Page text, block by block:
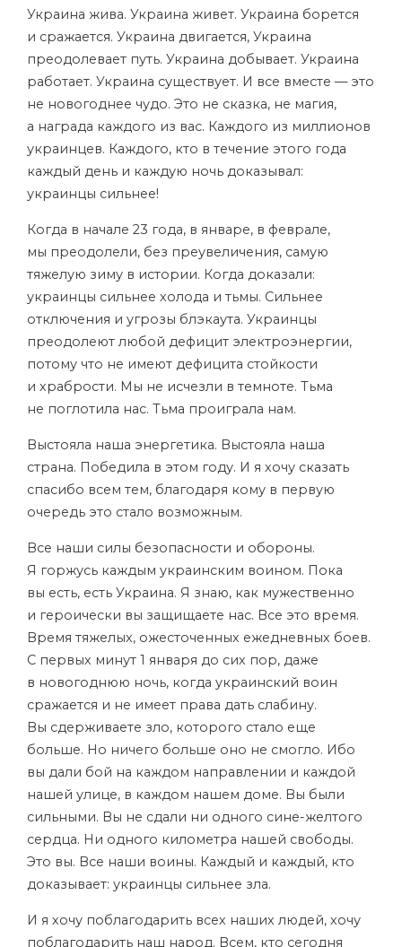
Украина жива. Украина живет. Украина борется
и сражается. Украина двигается, Украина
преодолевает путь. Украина добывает. Украина
работает. Украина существует. И все вместе — это
не новогоднее чудо. Это не сказка, не магия,
а награда каждого из вас. Каждого из миллионов
украинцев. Каждого, кто в течение этого года
каждый день и каждую ночь доказывал:
украинцы сильнее!
Когда в начале 23 года, в январе, в феврале,
мы преодолели, без преувеличения, самую
тяжелую зиму в истории. Когда доказали:
украинцы сильнее холода и тьмы. Сильнее
отключения и угрозы блэкаута. Украинцы
преодолеют любой дефицит электроэнергии,
потому что не имеют дефицита стойкости
и храбрости. Мы не исчезли в темноте. Тьма
не поглотила нас. Тьма проиграла нам.
Выстояла наша энергетика. Выстояла наша
страна. Победила в этом году. И я хочу сказать
спасибо всем тем, благодаря кому в первую
очередь это стало возможным.
Все наши силы безопасности и обороны.
Я горжусь каждым украинским воином. Пока
вы есть, есть Украина. Я знаю, как мужественно
и героически вы защищаете нас. Все это время.
Время тяжелых, ожесточенных ежедневных боев.
С первых минут 1 января до сих пор, даже
в новогоднюю ночь, когда украинский воин
сражается и не имеет права дать слабину.
Вы сдерживаете зло, которого стало еще
больше. Но ничего больше оно не смогло. Ибо
вы дали бой на каждом направлении и каждой
нашей улице, в каждом нашем доме. Вы были
сильными. Вы не сдали ни одного сине-желтого
сердца. Ни одного километра нашей свободы.
Это вы. Все наши воины. Каждый и каждый, кто
доказывает: украинцы сильнее зла.
И я хочу поблагодарить всех наших людей, хочу
поблагодарить наш народ. Всем, кто сегодня